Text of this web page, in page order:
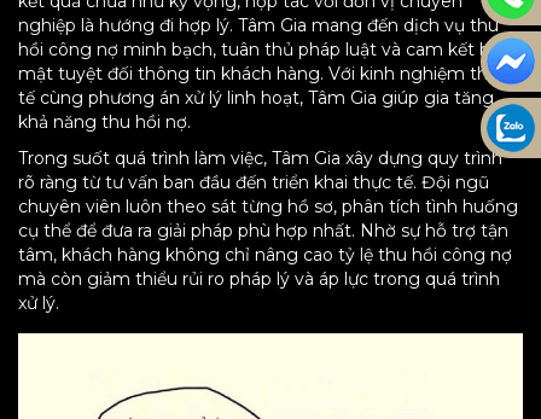
nghiệp là hướng đi hợp lý. Tâm Gia mang đến dịch vụ thu
hồi công nợ minh bạch, tuân thủ pháp luật và cam kết bảo
mật tuyệt đối thông tin khách hàng. Với kinh nghiệm thực
tế cùng phương án xử lý linh hoạt, Tâm Gia giúp gia tăng
khả năng thu hồi nợ.
Trong suốt quá trình làm việc, Tâm Gia xây dựng quy trình
rõ ràng từ tư vấn ban đầu đến triển khai thực tế. Đội ngũ
chuyên viên luôn theo sát từng hồ sơ, phân tích tình huống
cụ thể để đưa ra giải pháp phù hợp nhất. Nhờ sự hỗ trợ tận
tâm, khách hàng không chỉ nâng cao tỷ lệ thu hồi công nợ
mà còn giảm thiểu rủi ro pháp lý và áp lực trong quá trình
xử lý.